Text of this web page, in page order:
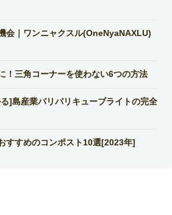
会｜ワンニャクスル(OneNyaNAXLU)
！三角コーナーを使わない6つの方法
]島産業パリパリキューブライトの完全
すすめのコンポスト10選[2023年]